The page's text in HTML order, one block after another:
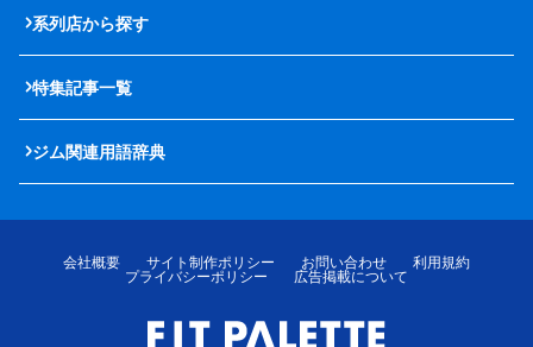
系列店から探す
特集記事一覧
ジム関連用語辞典
会社概要 サイト制作ポリシー お問い合わせ
利用規約
プライバシーポリシー
広告掲載について